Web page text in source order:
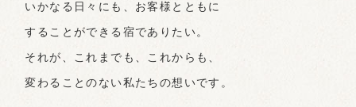
いかなる日々にも、お客様とともに
することができる宿でありたい。
それが、これまでも、これからも、
変わることのない私たちの想いです。